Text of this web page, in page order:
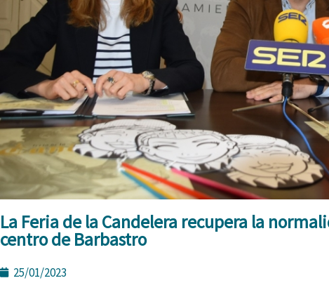
La Feria de la Candelera recupera la
centro de Barbastro
25/01/2023